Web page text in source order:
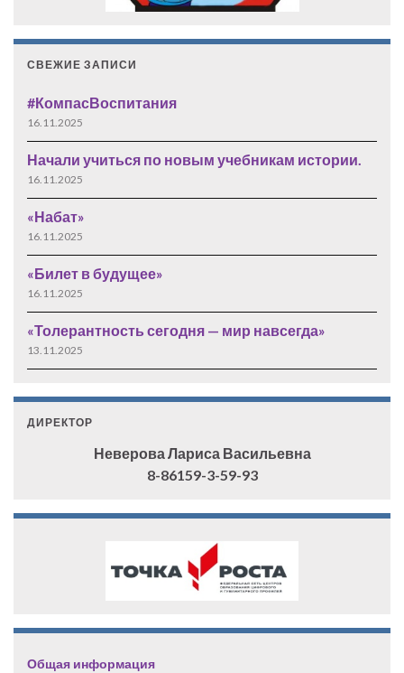
СВЕЖИЕ ЗАПИСИ
#КомпасВоспитания
16.11.2025
Начали учиться по новым учебникам истории.
16.11.2025
«Набат»
16.11.2025
«Билет в будущее»
16.11.2025
«Толерантность сегодня — мир навсегда»
13.11.2025
ДИРЕКТОР
Неверова Лариса Васильевна
8-86159-3-59-93
Общая информация